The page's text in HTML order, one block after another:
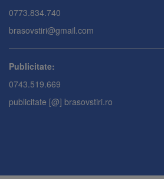
0773.834.740
brasovstiri@gmail.com
Publicitate:
0743.519.669
publicitate [@] brasovstiri.ro